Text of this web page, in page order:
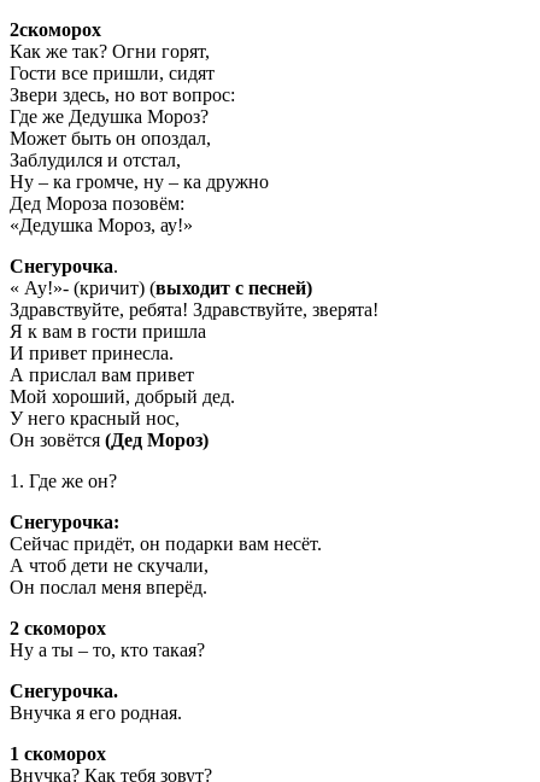
2скоморох
Как же так? Огни горят,
Гости все пришли, сидят
Звери здесь, но вот вопрос:
Где же Дедушка Мороз?
Может быть он опоздал,
Заблудился и отстал,
Ну – ка громче, ну – ка дружно
Дед Мороза позовём:
«Дедушка Мороз, ау!»
Снегурочка.
« Ау!»- (кричит) (выходит с песней)
Здравствуйте, ребята! Здравствуйте, зверята!
Я к вам в гости пришла
И привет принесла.
А прислал вам привет
Мой хороший, добрый дед.
У него красный нос,
Он зовётся (Дед Мороз)
1. Где же он?
Снегурочка:
Сейчас придёт, он подарки вам несёт.
А чтоб дети не скучали,
Он послал меня вперёд.
2 скоморох
Ну а ты – то, кто такая?
Снегурочка.
Внучка я его родная.
1 скоморох
Внучка? Как тебя зовут?